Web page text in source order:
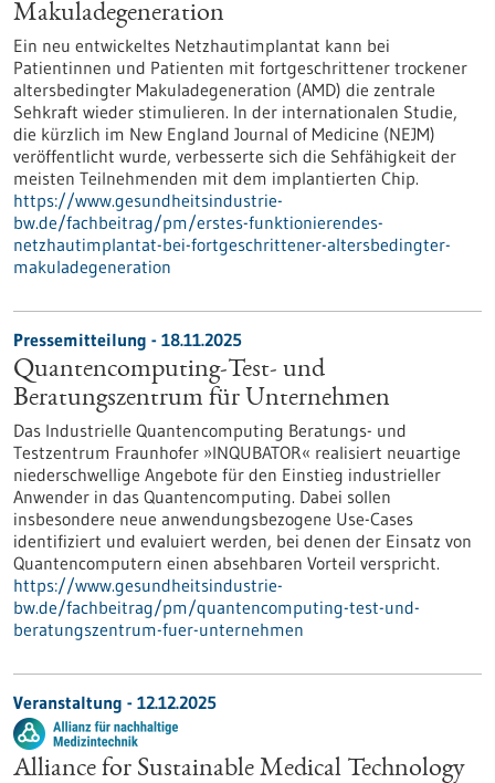
Makuladegeneration
Ein neu entwickeltes Netzhautimplantat kann bei
Patientinnen und Patienten mit fortgeschrittener trockener
altersbedingter Makuladegeneration (AMD) die zentrale
Sehkraft wieder stimulieren. In der internationalen Studie,
die kürzlich im New England Journal of Medicine (NEJM)
veröffentlicht wurde, verbesserte sich die Sehfähigkeit der
meisten Teilnehmenden mit dem implantierten Chip.
https://www.gesundheitsindustrie-
bw.de/fachbeitrag/pm/erstes-funktionierendes-
netzhautimplantat-bei-fortgeschrittener-altersbedingter-
makuladegeneration
Pressemitteilung - 18.11.2025
Quantencomputing-Test- und
Beratungszentrum für Unternehmen
Das Industrielle Quantencomputing Beratungs- und
Testzentrum Fraunhofer »INQUBATOR« realisiert neuartige
niederschwellige Angebote für den Einstieg industrieller
Anwender in das Quantencomputing. Dabei sollen
insbesondere neue anwendungsbezogene Use-Cases
identifiziert und evaluiert werden, bei denen der Einsatz von
Quantencomputern einen absehbaren Vorteil verspricht.
https://www.gesundheitsindustrie-
bw.de/fachbeitrag/pm/quantencomputing-test-und-
beratungszentrum-fuer-unternehmen
Veranstaltung - 12.12.2025
Alliance for Sustainable Medical Technology